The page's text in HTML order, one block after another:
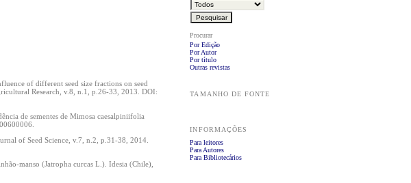
Procurar
Por Edição
Por Autor
Por título
Outras revistas
TAMANHO DE FONTE
INFORMAÇÕES
Para leitores
Para Autores
Para Bibliotecários
of different seed size fractions on seed
Research, v.8, n.1, p.26-33, 2013. DOI:
de sementes de Mimosa caesalpiniifolia
of Seed Science, v.7, n.2, p.31-38, 2014.
manso (Jatropha curcas L.). Idesia (Chile),